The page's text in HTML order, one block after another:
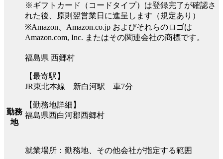
※ギフトカード（コードタイプ）は登録完了が確認さ
れた後、原則翌営業日に進呈します（規定あり）
※Amazon、Amazon.co.jp およびそれらのロゴは
Amazon.com, Inc. またはその関連会社の商標です。
勤務
地
福島県 西郷村
【最寄駅】
JR東北本線 新白河駅 車7分
【勤務地詳細】
福島県西白河郡西郷村
就業場所：勤務地、その他会社が指定する範囲